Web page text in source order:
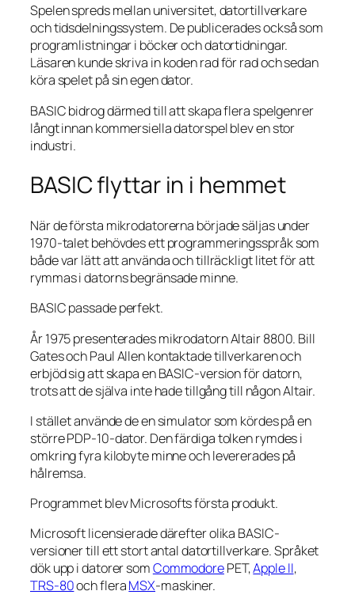
Spelen spreds mellan universitet, datortillverkare
och tidsdelningssystem. De publicerades också som
programlistningar i böcker och datortidningar.
Läsaren kunde skriva in koden rad för rad och sedan
köra spelet på sin egen dator.
BASIC bidrog därmed till att skapa flera spelgenrer
långt innan kommersiella datorspel blev en stor
industri.
BASIC flyttar in i hemmet
När de första mikrodatorerna började säljas under
1970-talet behövdes ett programmeringsspråk som
både var lätt att använda och tillräckligt litet för att
rymmas i datorns begränsade minne.
BASIC passade perfekt.
År 1975 presenterades mikrodatorn Altair 8800. Bill
Gates och Paul Allen kontaktade tillverkaren och
erbjöd sig att skapa en BASIC-version för datorn,
trots att de själva inte hade tillgång till någon Altair.
I stället använde de en simulator som kördes på en
större PDP-10-dator. Den färdiga tolken rymdes i
omkring fyra kilobyte minne och levererades på
hålremsa.
Programmet blev Microsofts första produkt.
Microsoft licensierade därefter olika BASIC-
versioner till ett stort antal datortillverkare. Språket
dök upp i datorer somCommodorePET,Apple II,
TRS-80och fleraMSX-maskiner.